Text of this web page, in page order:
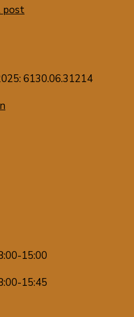
post
6130.06.31214
15:00
15:45